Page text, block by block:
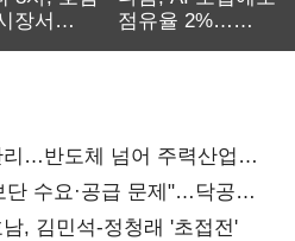
장서
점유율 2%…
…반도체 넘어 주력산업
단 수요·공급 문제"…닥공
, 김민석-정청래 '초접전'